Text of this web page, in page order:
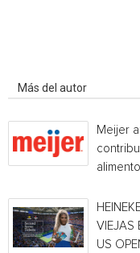
Más del autor
Meijer
VIEJAS
US